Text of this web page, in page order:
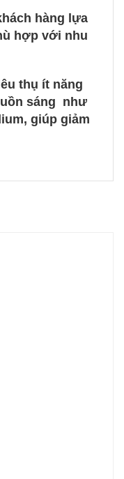
hàng lựa
hợp với nhu
thụ ít năng
sáng như
giúp giảm